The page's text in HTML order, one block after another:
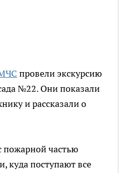
провели экскурсию
№22. Они показали
и рассказали о
частью
куда поступают все